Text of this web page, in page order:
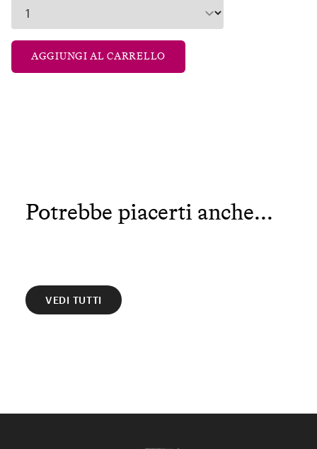
AGGIUNGI AL CARRELLO
Potrebbe piacerti anche...
VEDI TUTTI